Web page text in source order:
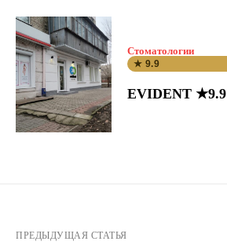
Стоматологии
★ 9.9
EVIDENT ★9.9
ПРЕДЫДУЩАЯ СТАТЬЯ